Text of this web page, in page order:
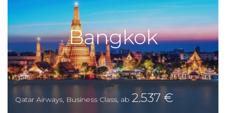
Bangkok
Qatar Airways, Business Class, ab 2.537 €